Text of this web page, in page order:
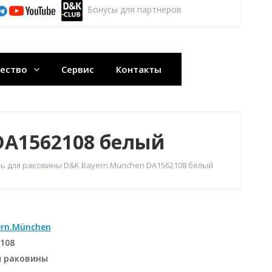
Бонусы для партнеров
Сервис Контакты
белый
для раковины D&K Bayern.München DA1562108 белый
раковины